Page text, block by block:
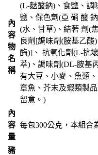
內
容
物
名
稱
(L-麩酸鈉)、食鹽、調
鹽、保色劑(亞 硝 酸
(水、甘草)、結著 劑(
良劑[調味劑(胺基乙
酶)]、 抗氧化劑(L-抗
萃)、調味劑(DL-胺基
有大豆、小麥、魚類
章魚、芥末及蝦類製
留意。)
內
容
量
每包300公克，本組合
豬